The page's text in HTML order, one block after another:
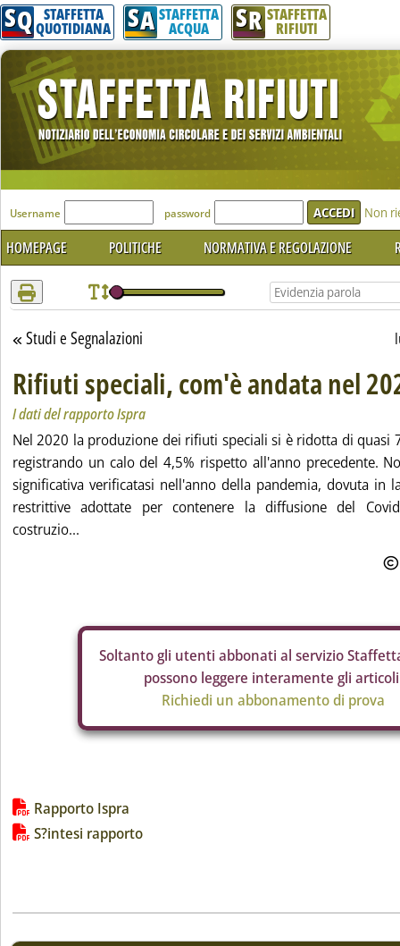
Attenzione! Esegui l'accesso per lèggere interamente la notizia.
SQ STAFFETTA
QUOTIDIANA SA STAFFETTA
ACQUA SR STAFFETTA
RIFIUTI
'Modulo Login per accedere'
Username password Non
HOMEPAGE POLITICHE NORMATIVA E REGOLAZIONE
Torna alla sezione
Studi e Segnalazioni
Rifiuti speciali, com'è andata nel
I dati del rapporto Ispra
Nel 2020 la produzione dei rifiuti speciali si è ridotta di quasi
registrando un calo del 4,5% rispetto all'anno precedente.
significativa verificatasi nell'anno della pandemia, dovuta in
restrittive adottate per contenere la diffusione del
costruzio...
Soltanto gli utenti abbonati al servizio
possono leggere interamente gli
Richiedi un abbonamento di prova
Lista allegati PDF alla notizia
Rapporto Ispra
S?intesi rapporto